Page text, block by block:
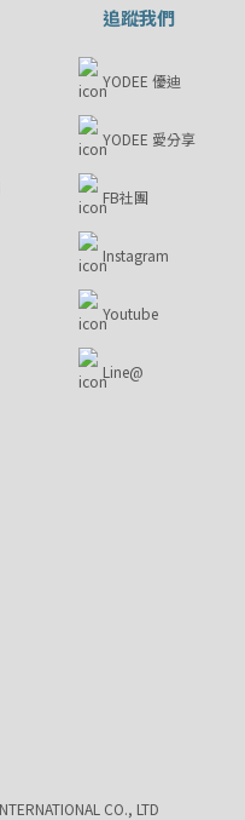
追蹤我們
YODEE 優迪
YODEE 愛分享
FB社團
Instagram
Youtube
Line@
CO., LTD